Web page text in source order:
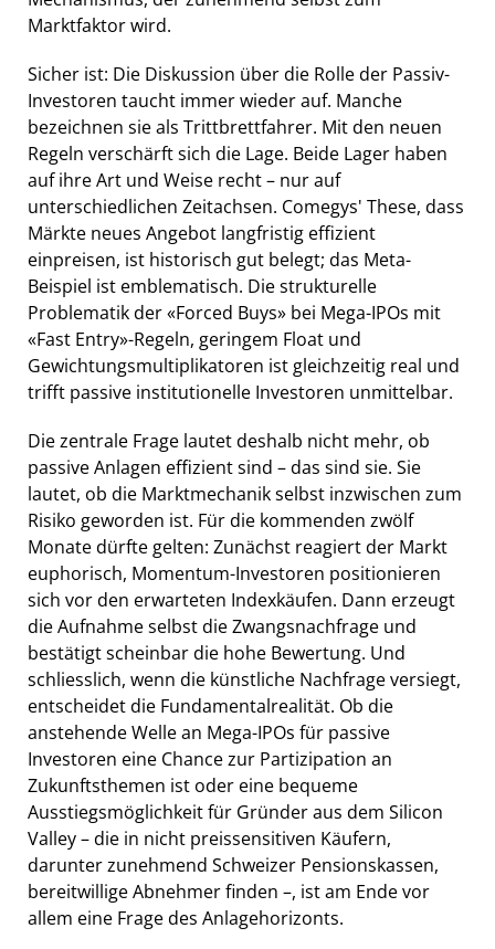
Marktfaktor wird.
Sicher ist: Die Diskussion über die Rolle der Passiv-
Investoren taucht immer wieder auf. Manche
bezeichnen sie als Trittbrettfahrer. Mit den neuen
Regeln verschärft sich die Lage. Beide Lager haben
auf ihre Art und Weise recht – nur auf
unterschiedlichen Zeitachsen. Comegys' These, dass
Märkte neues Angebot langfristig effizient
einpreisen, ist historisch gut belegt; das Meta-
Beispiel ist emblematisch. Die strukturelle
Problematik der «Forced Buys» bei Mega-IPOs mit
«Fast Entry»-Regeln, geringem Float und
Gewichtungsmultiplikatoren ist gleichzeitig real und
trifft passive institutionelle Investoren unmittelbar.
Die zentrale Frage lautet deshalb nicht mehr, ob
passive Anlagen effizient sind – das sind sie. Sie
lautet, ob die Marktmechanik selbst inzwischen zum
Risiko geworden ist. Für die kommenden zwölf
Monate dürfte gelten: Zunächst reagiert der Markt
euphorisch, Momentum-Investoren positionieren
sich vor den erwarteten Indexkäufen. Dann erzeugt
die Aufnahme selbst die Zwangsnachfrage und
bestätigt scheinbar die hohe Bewertung. Und
schliesslich, wenn die künstliche Nachfrage versiegt,
entscheidet die Fundamentalrealität. Ob die
anstehende Welle an Mega-IPOs für passive
Investoren eine Chance zur Partizipation an
Zukunftsthemen ist oder eine bequeme
Ausstiegsmöglichkeit für Gründer aus dem Silicon
Valley – die in nicht preissensitiven Käufern,
darunter zunehmend Schweizer Pensionskassen,
bereitwillige Abnehmer finden –, ist am Ende vor
allem eine Frage des Anlagehorizonts.